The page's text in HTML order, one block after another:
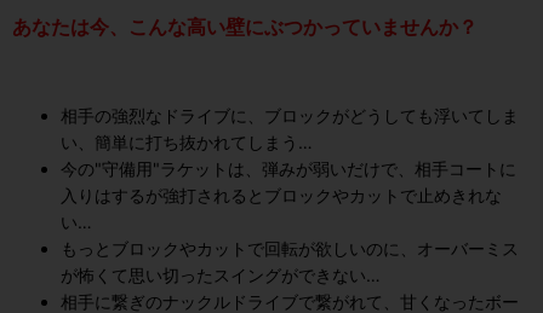
あなたは今、こんな高い壁にぶつかっていませんか？
相手の強烈なドライブに、ブロックがどうしても浮いてしま
い、簡単に打ち抜かれてしまう…
今の"守備用"ラケットは、弾みが弱いだけで、相手コートに
入りはするが強打されるとブロックやカットで止めきれな
い…
もっとブロックやカットで回転が欲しいのに、オーバーミス
が怖くて思い切ったスイングができない…
相手に繋ぎのナックルドライブで繋がれて、甘くなったボー